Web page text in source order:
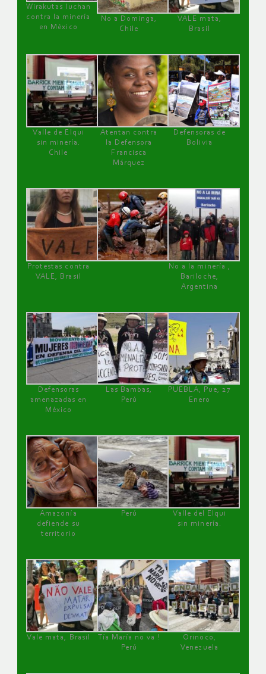
Wirakutas luchan
contra la minería
en México
No a Dominga,
Chile
VALE mata,
Brasil
Valle de Elqui
sin minería.
Chile
Atentan contra
la Defensora
Francisca
Márquez
Defensoras de
Bolivia
Protestas contra
VALE, Brasil
No a la minería ,
Bariloche,
Argentina
Defensoras
amenazadas en
México
Las Bambas,
Perú
PUEBLA, Pue, 27
Enero
Amazonía
defiende su
territorio
Perú
Valle del Elqui
sin minería.
Vale mata, Brasil
Tía María no va !
Perú
Orinoco,
Venezuela